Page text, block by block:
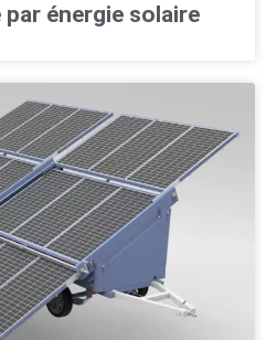
énergie solaire